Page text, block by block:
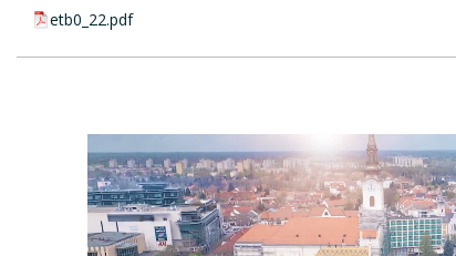
pdf csatolmány:
etb0_22.pdf